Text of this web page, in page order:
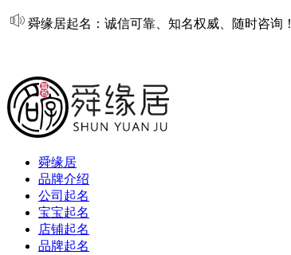
舜缘居起名：诚信可靠、知名权威、随时咨询！
舜缘居
品牌介绍
公司起名
宝宝起名
店铺起名
品牌起名